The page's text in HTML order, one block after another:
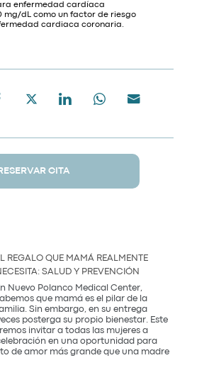
enfermedad cardíaca
mg/dL como un factor de riesgo
cardiaca coronaria.
RESERVAR CITA
REGALO QUE MAMÁ REALMENTE
SALUD Y PREVENCIÓN
Nuevo Polanco Medical Center,
que mamá es el pilar de la
Sin embargo, en su entrega
posterga su propio bienestar. Este
invitar a todas las mujeres a
en una oportunidad para
de amor más grande que una madre